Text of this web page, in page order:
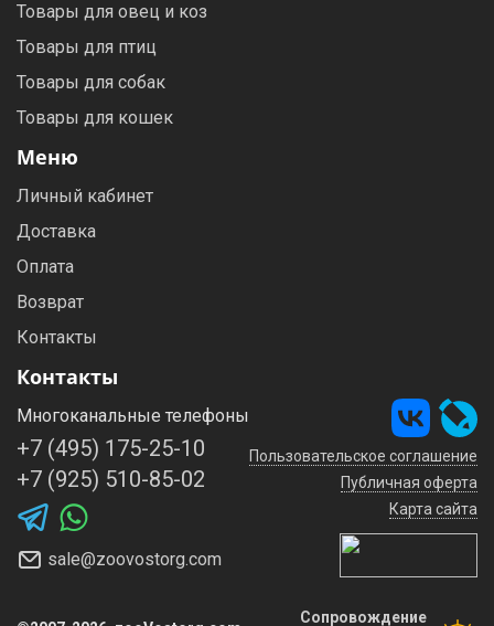
Товары для овец и коз
Товары для птиц
Товары для собак
Товары для кошек
Меню
Личный кабинет
Доставка
Оплата
Возврат
Контакты
Контакты
Многоканальные телефоны
+7 (495) 175-25-10
+7 (925) 510-85-02
sale@zoovostorg.com
Пользовательское соглашение
Публичная оферта
Карта сайта
Сопровождение